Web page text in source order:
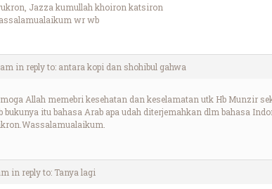
Jazza kumullah khoiron katsiron
wr wb
in reply to: antara kopi dan shohibul gahwa
Allah memebri kesehatan dan keselamatan utk Hb Munzir
bukunya itu bahasa Arab apa udah diterjemahkan dlm bahasa
in reply to: Tanya lagi